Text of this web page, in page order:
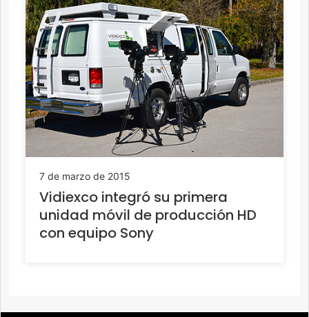
7 de marzo de 2015
Vidiexco integró su primera
unidad móvil de producción HD
con equipo Sony